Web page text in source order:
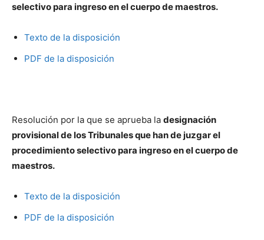
selectivo para ingreso en el cuerpo de maestros.
Texto de la disposición
PDF de la disposición
Resolución por la que se aprueba la designación
provisional de los Tribunales que han de juzgar el
procedimiento selectivo para ingreso en el cuerpo de
maestros.
Texto de la disposición
PDF de la disposición